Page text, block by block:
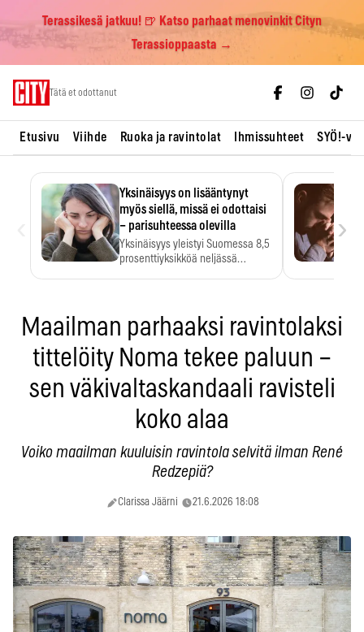
Terassikesä jatkuu! 🍺 Katso parhaat menovinkit Cityn
Terassioppaasta →
Tätä et odottanut
Etusivu Viihde Ruoka ja ravintolat Ihmissuhteet SYÖ!-
Yksinäisyys on lisääntynyt
myös siellä, missä ei odottaisi
– parisuhteessa olevilla
Yksinäisyys yleistyi Suomessa 8,5
prosenttiyksikköä neljässä
›
Maailman parhaaksi ravintolaksi
tittelöity Noma tekee paluun –
sen väkivaltaskandaali ravisteli
koko alaa
Voiko maailman kuuluisin ravintola selvitä ilman René
Redzepiä?
Clarissa Jäärni 21.6.2026 18:08